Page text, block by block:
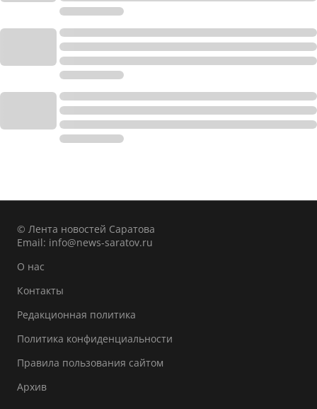
© Лента новостей Саратова
Email: info@news-saratov.ru
О нас
Контакты
Редакционная политика
Политика конфиденциальности
Правила пользования сайтом
Архив